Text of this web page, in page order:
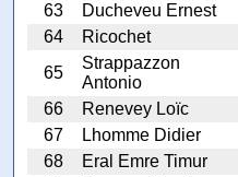
63
Ducheveu Ernest
64
Ricochet
65
Strappazzon
Antonio
66
Renevey Loïc
67
Lhomme Didier
68
Eral Emre Timur